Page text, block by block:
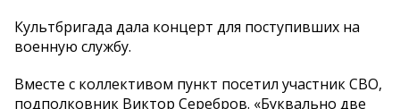
Культбригада дала концерт для поступивших на
военную службу.
Вместе с коллективом пункт посетил участник СВО,
подполковник Виктор Серебров. «Буквально две